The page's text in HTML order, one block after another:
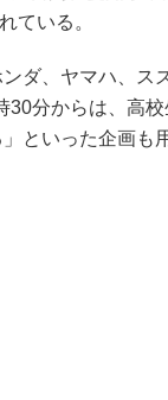
ている。
ダ、ヤマハ、スズ
30分からは、高校
といった企画も